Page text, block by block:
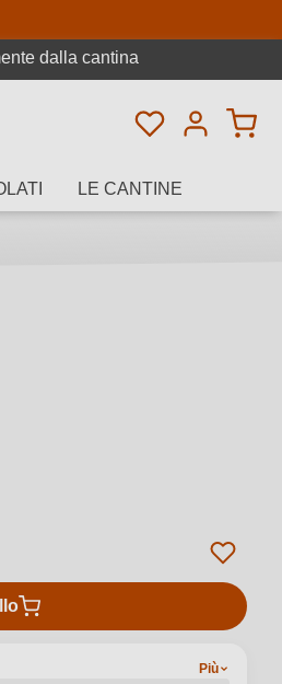
dalla cantina
Hai 0 articoli
LE CANTINE
Più